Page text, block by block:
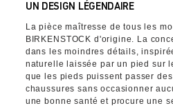
UN DESIGN LÉGENDAIRE
La pièce maîtresse de tous les
BIRKENSTOCK d'origine. La
dans les moindres détails,
naturelle laissée par un pied sur
que les pieds puissent passer
chaussures sans occasionner
une bonne santé et procure une